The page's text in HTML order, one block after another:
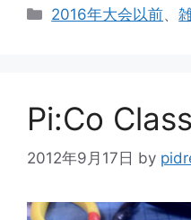
カ
2016年大会以前、
Pi:Co
2012年9月17日 by